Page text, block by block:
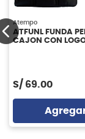
Atempo
ATFUNL FUNDA
CAJON CON
S/ 69.00